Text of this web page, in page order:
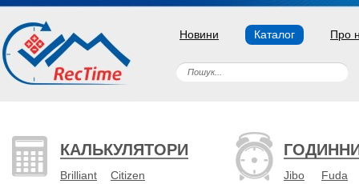
Новини Каталог Про
КАЛЬКУЛЯТОРИ
Brilliant Citizen Jibo
Fuda